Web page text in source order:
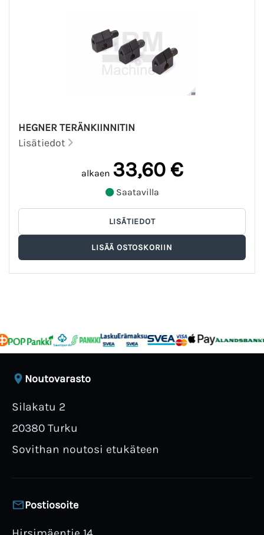
HEGNER TERÄNKIINNITIN
Lisätiedot
alkaen 33,60 €
Saatavilla
Noutovarasto
Silakatu 2
20380 Turku
Sovithan noutosi etukäteen
Postiosoite